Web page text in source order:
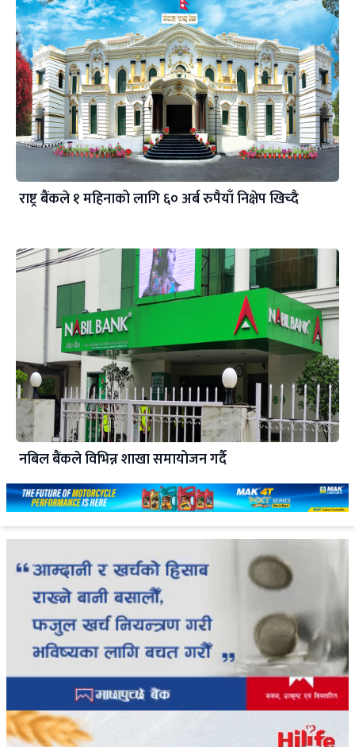
राष्ट्र बैंकले १ महिनाको लागि ६० अर्ब रुपैयाँ निक्षेप खिच्दै
नबिल बैंकले विभिन्न शाखा समायोजन गर्दै